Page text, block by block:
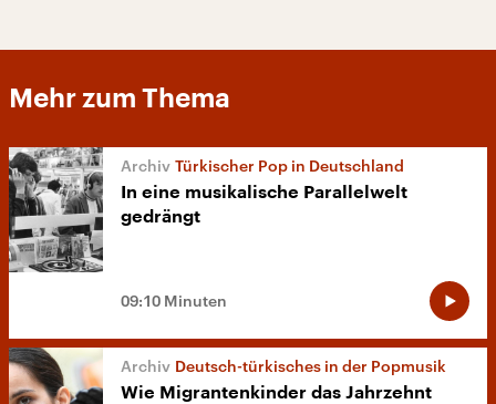
Mehr zum Thema
Türkischer Pop in Deutschland
In eine musikalische Parallelwelt
gedrängt
09:10 Minuten
Deutsch-türkisches in der Popmusik
Wie Migrantenkinder das Jahrzehnt